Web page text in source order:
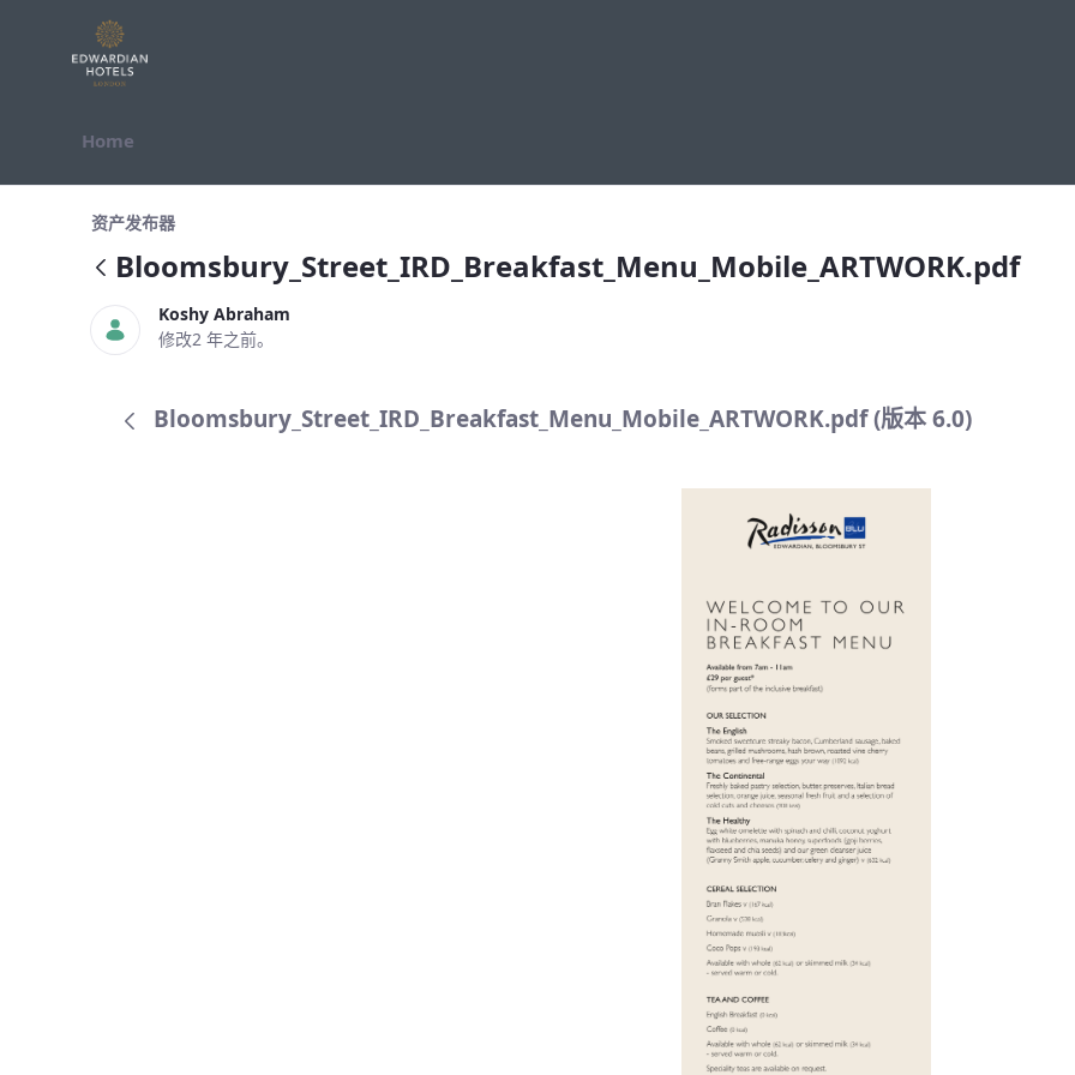
Home
资产发布器
Bloomsbury_Street_IRD_Breakfast_Menu_Mobile_ARTWORK.pdf
Koshy Abraham
修改2 年之前。
Bloomsbury_Street_IRD_Breakfast_Menu_Mobile_ARTWORK.pdf (版本 6.0)